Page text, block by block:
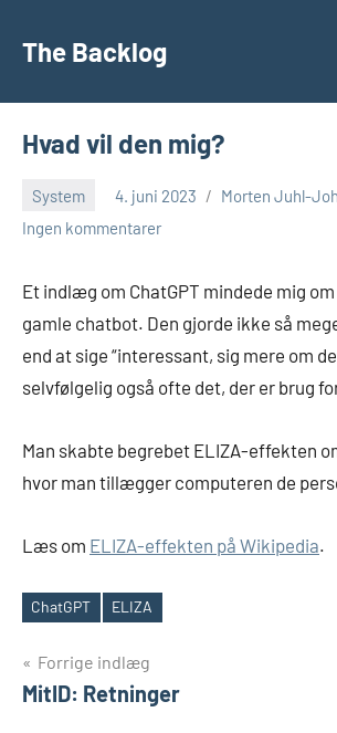
The Backlog
Hvad vil den mig?
System 4. juni 2023
Morten Juhl-
Ingen kommentarer
Et indlæg om ChatGPT mindede mig om
gamle chatbot. Den gjorde ikke så
end at sige “interessant, sig mere om
selvfølgelig også ofte det, der er brug
Man skabte begrebet ELIZA-effekten
hvor man tillægger computeren de
Læs om ELIZA-effekten på Wikipedia.
Tags
ChatGPT ELIZA
Indlægsnavigation
Forrige indlæg
MitID: Retninger